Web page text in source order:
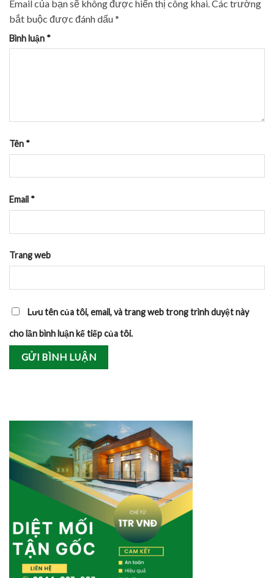
Email của bạn sẽ không được hiển thị công khai. Các trường
bắt buộc được đánh dấu*
Bình luận *
Tên *
Email *
Trang web
Lưu tên của tôi, email, và trang web trong trình duyệt này
cho lần bình luận kế tiếp của tôi.